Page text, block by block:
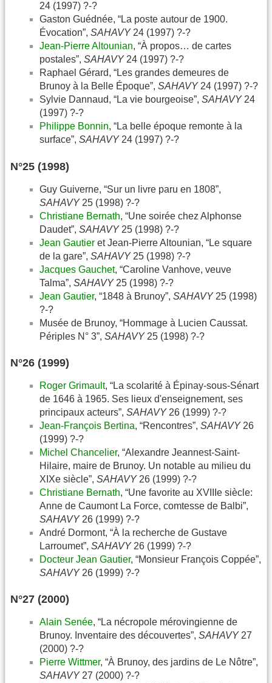
24 (1997) ?-?
Gaston Guédnée, “La poste autour de 1900.
Évocation”, SAHAVY24 (1997) ?-?
Jean-Pierre Altounian, “À propos… de cartes
postales”, SAHAVY24 (1997) ?-?
Raphael Gérard, “Les grandes demeures de
Brunoy à la Belle Époque”, SAHAVY24 (1997) ?-?
Sylvie Dannaud, “La vie bourgeoise”, SAHAVY24
(1997) ?-?
Philippe Bonnin, “La belle époque remonte à la
surface”, SAHAVY24 (1997) ?-?
N°25 (1998)
Guy Guiverne, “Sur un livre paru en 1808”,
SAHAVY25 (1998) ?-?
Christiane Bernath, “Une soirée chez Alphonse
Daudet”, SAHAVY25 (1998) ?-?
Jean Gautier et Jean-Pierre Altounian, “Le square
de la gare”, SAHAVY25 (1998) ?-?
Jacques Gauchet, “Caroline Vanhove, veuve
Talma”, SAHAVY25 (1998) ?-?
Jean Gautier, “1848 à Brunoy”, SAHAVY25 (1998)
?-?
Musée de Brunoy, “Hommage à Lucien Caussat.
Périples N° 3”, SAHAVY25 (1998) ?-?
N°26 (1999)
Roger Grimault, “La scolarité à Épinay-sous-Sénart
de 1646 à 1965. Ses lieux d'enseignement, ses
principaux acteurs”, SAHAVY26 (1999) ?-?
Jean-François Bertina, “Rencontres”, SAHAVY26
(1999) ?-?
Michel Chancelier, “Alexandre Jeannest-Saint-
Hilaire, maire de Brunoy. Un notable au milieu du
XIXe siècle”, SAHAVY26 (1999) ?-?
Christiane Bernath, “Une favorite au XVIIIe siècle:
Anne de Caumont La Force, comtesse de Balbi”,
SAHAVY26 (1999) ?-?
André Dormont, “À la recherche de Gustave
Larroumet”, SAHAVY26 (1999) ?-?
Docteur Jean Gautier, “Monsieur François Coppée”,
SAHAVY26 (1999) ?-?
N°27 (2000)
Alain Senée, “La nécropole mérovingienne de
Brunoy. Inventaire des découvertes”, SAHAVY27
(2000) ?-?
Pierre Wittmer, “À Brunoy, des jardins de Le Nôtre”,
SAHAVY27 (2000) ?-?